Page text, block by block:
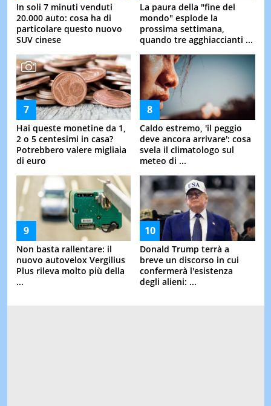
In soli 7 minuti venduti
20.000 auto: cosa ha di
particolare questo nuovo
SUV cinese
La paura della "fine del
mondo" esplode la
prossima settimana,
quando tre agghiaccianti ...
Hai queste monetine da 1,
2 o 5 centesimi in casa?
Potrebbero valere migliaia
di euro
Caldo estremo, 'il peggio
deve ancora arrivare': cosa
svela il climatologo sul
meteo di ...
Non basta rallentare: il
nuovo autovelox Vergilius
Plus rileva molto più della
...
Donald Trump terrà a
breve un discorso in cui
confermerà l'esistenza
degli alieni: ...